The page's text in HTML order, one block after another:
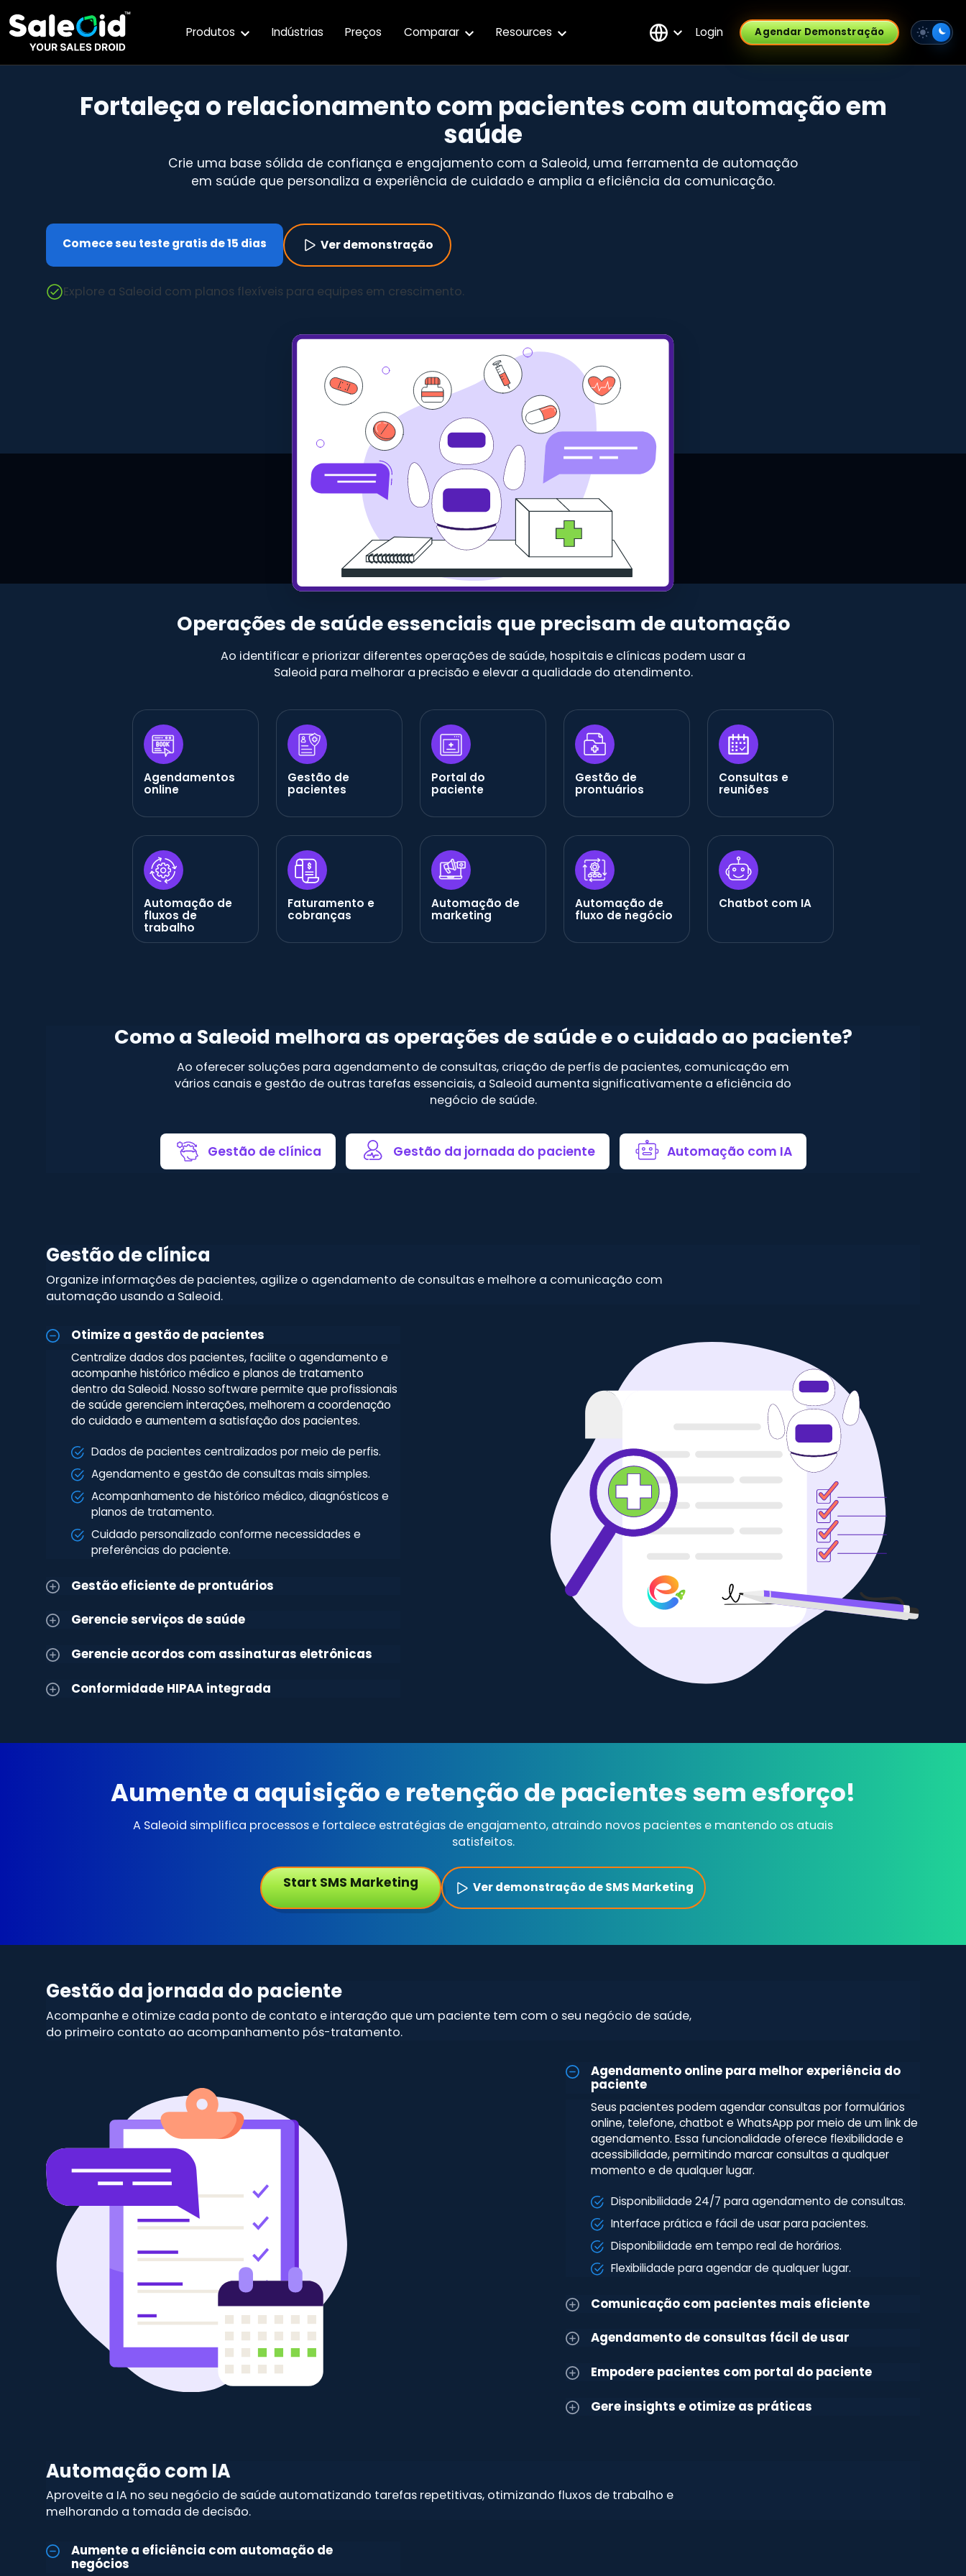
Produtos Indústrias Preços Comparar Resources Login Agendar Demonstração
Fortaleça o relacionamento com pacientes com automação em
saúde
Crie uma base sólida de confiança e engajamento com a Saleoid, uma ferramenta de automação
em saúde que personaliza a experiência de cuidado e amplia a eficiência da comunicação.
Comece seu teste gratis de 15 dias Ver demonstração
Explore a Saleoid com planos flexíveis para equipes em crescimento.
Operações de saúde essenciais que precisam de automação
Ao identificar e priorizar diferentes operações de saúde, hospitais e clínicas podem usar a
Saleoid para melhorar a precisão e elevar a qualidade do atendimento.
Agendamentos
online
Gestão de
pacientes
Portal do
paciente
Gestão de
prontuários
Consultas e
reuniões
Automação de
fluxos de
trabalho
Faturamento e
cobranças
Automação de
marketing
Automação de
fluxo de negócio
Chatbot com IA
Como a Saleoid melhora as operações de saúde e o cuidado ao paciente?
Ao oferecer soluções para agendamento de consultas, criação de perfis de pacientes, comunicação em
vários canais e gestão de outras tarefas essenciais, a Saleoid aumenta significativamente a eficiência do
negócio de saúde.
Gestão de clínica Gestão da jornada do paciente Automação com IA
Gestão de clínica
Organize informações de pacientes, agilize o agendamento de consultas e melhore a comunicação com
automação usando a Saleoid.
Otimize a gestão de pacientes
Centralize dados dos pacientes, facilite o agendamento e
acompanhe histórico médico e planos de tratamento
dentro da Saleoid. Nosso software permite que profissionais
de saúde gerenciem interações, melhorem a coordenação
do cuidado e aumentem a satisfação dos pacientes.
Dados de pacientes centralizados por meio de perfis.
Agendamento e gestão de consultas mais simples.
Acompanhamento de histórico médico, diagnósticos e
planos de tratamento.
Cuidado personalizado conforme necessidades e
preferências do paciente.
Gestão eficiente de prontuários
Gerencie serviços de saúde
Gerencie acordos com assinaturas eletrônicas
Conformidade HIPAA integrada
Aumente a aquisição e retenção de pacientes sem esforço!
A Saleoid simplifica processos e fortalece estratégias de engajamento, atraindo novos pacientes e mantendo os atuais
satisfeitos.
Start SMS Marketing Ver demonstração de SMS Marketing
Gestão da jornada do paciente
Acompanhe e otimize cada ponto de contato e interação que um paciente tem com o seu negócio de saúde,
do primeiro contato ao acompanhamento pós-tratamento.
Agendamento online para melhor experiência do
paciente
Seus pacientes podem agendar consultas por formulários
online, telefone, chatbot e WhatsApp por meio de um link de
agendamento. Essa funcionalidade oferece flexibilidade e
acessibilidade, permitindo marcar consultas a qualquer
momento e de qualquer lugar.
Disponibilidade 24/7 para agendamento de consultas.
Interface prática e fácil de usar para pacientes.
Disponibilidade em tempo real de horários.
Flexibilidade para agendar de qualquer lugar.
Comunicação com pacientes mais eficiente
Agendamento de consultas fácil de usar
Empodere pacientes com portal do paciente
Gere insights e otimize as práticas
Automação com IA
Aproveite a IA no seu negócio de saúde automatizando tarefas repetitivas, otimizando fluxos de trabalho e
melhorando a tomada de decisão.
Aumente a eficiência com automação de
negócios